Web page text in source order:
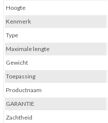
Hoogte
Kenmerk
Type
Maximale lengte
Gewicht
Toepassing
Productnaam
GARANTIE
Zachtheid